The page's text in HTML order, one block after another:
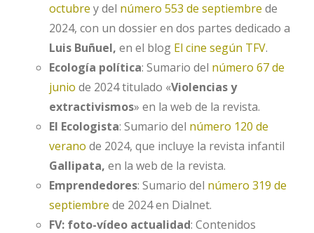
octubre y del número 553 de septiembre de
2024, con un dossier en dos partes dedicado a
Luis Buñuel, en el blog El cine según TFV.
Ecología política: Sumario del número 67 de
junio de 2024 titulado «Violencias y
extractivismos» en la web de la revista.
El Ecologista: Sumario del número 120 de
verano de 2024, que incluye la revista infantil
Gallipata, en la web de la revista.
Emprendedores: Sumario del número 319 de
septiembre de 2024 en Dialnet.
FV: foto-vídeo actualidad: Contenidos